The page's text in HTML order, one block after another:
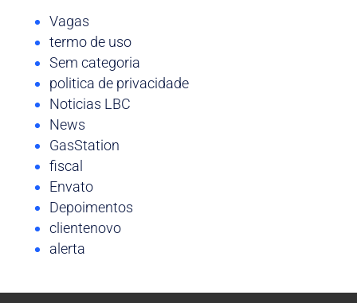
Vagas
termo de uso
Sem categoria
politica de privacidade
Noticias LBC
News
GasStation
fiscal
Envato
Depoimentos
clientenovo
alerta